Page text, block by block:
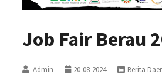
Job Fair Berau
Admin 20-08-2024 Berita